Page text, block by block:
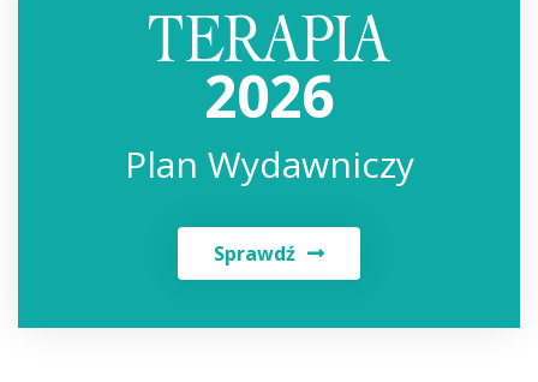
2026
Plan Wydawniczy
Sprawdź